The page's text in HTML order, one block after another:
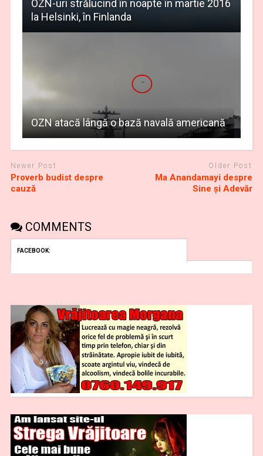
OZN-uri strălucind în noapte în martie 2016
la Helsinki, în Finlanda
OZN atacă lângă o bază navală americană
Newer Post
Proverb budist despre
cauză
Older Post
Ma Anandamayi despre
Sine şi Adevăr
COMMENTS
FACEBOOK: